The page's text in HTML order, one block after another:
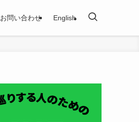
お問い合わせ English